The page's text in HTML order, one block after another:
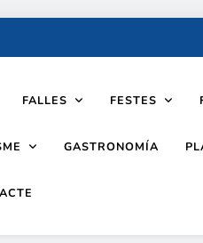
FALLES FESTES
GASTRONOMÍA